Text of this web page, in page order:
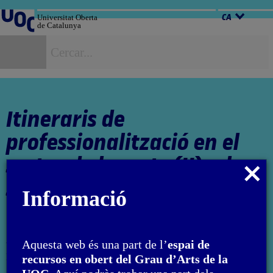
al
contingut
Universitat Oberta
de Catalunya
CA
Itineraris de
professionalització en el
sector de les arts (II): el
sector privat
Autora: Francesco Giaveri
L'encàrrec i la creació d'aquest material docent han estat
Tancar
modal
Informació
Aquesta web és una part de l’espai de
recursos en obert del Grau d’Arts de la